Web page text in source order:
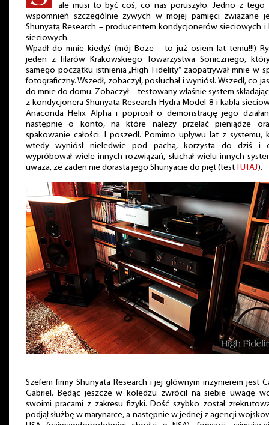
ale musi to być coś, co nas poruszyło. Jedno z tego
wspomnień szczególnie żywych w mojej pamięci związane
Shunyatą Research – producentem kondycjonerów sieciowych i
sieciowych.
Wpadł do mnie kiedyś (mój Boże – to już osiem lat temu!!!)
jeden z filarów Krakowskiego Towarzystwa Sonicznego,
samego początku istnienia „High Fidelity” zaopatrywał mnie w
fotograficzny. Wszedł, zobaczył, posłuchał i wyniósł. Wszedł, co
do mnie do domu. Zobaczył – testowany właśnie system
z kondycjonera Shunyata Research Hydra Model-8 i kabla
Anaconda Helix Alpha i poprosił o demonstrację jego
następnie o konto, na które należy przelać pieniądze
spakowanie całości. I poszedł. Pomimo upływu lat z systemu,
wtedy wyniósł nieledwie pod pachą, korzysta do dziś i
wypróbował wiele innych rozwiązań, słuchał wielu innych
uważa, że żaden nie dorasta jego Shunyacie do pięt (testTUTAJ).
Szefem firmy Shunyata Research i jej głównym inżynierem jest
Gabriel. Będąc jeszcze w koledżu zwrócił na siebie uwagę
swoimi pracami z zakresu fizyki. Dość szybko został
podjął służbę w marynarce, a następnie w jednej z agencji